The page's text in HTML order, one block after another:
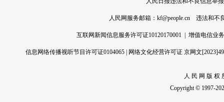
人民网服务邮箱： kf@people.cn 违法和不
互联网新闻信息服务许可证10120170001 增值电信业
信息网络传播视听节目许可证0104065 网络文化经营许可证 京网文
人 民 网 版 权
Copyright © 1997-